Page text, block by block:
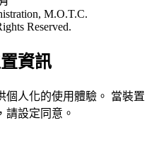
M.O.T.C.
Reserved.
資訊
個人化的使用體驗。 當裝置
請設定同意。